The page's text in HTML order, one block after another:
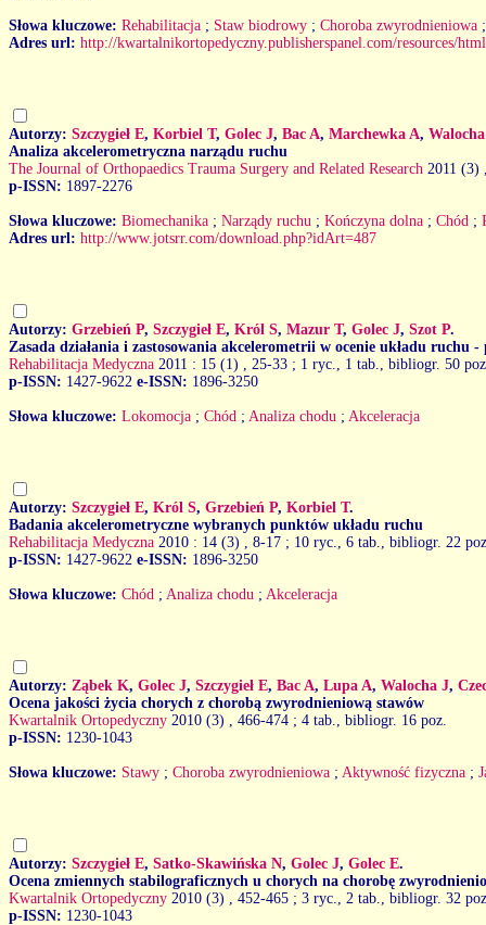
Słowa kluczowe: Rehabilitacja ; Staw biodrowy ; Choroba zwyrodnieniowa
Adres url: http://kwartalnikortopedyczny.publisherspanel.com/resources/
Autorzy: Szczygieł E, Korbiel T, Golec J, Bac A, Marchewka A,
Analiza akcelerometryczna narządu ruchu
The Journal of Orthopaedics Trauma Surgery and Related Research 2011 (3)
p-ISSN: 1897-2276
Słowa kluczowe: Biomechanika ; Narządy ruchu ; Kończyna dolna ; Chód ;
Adres url: http://www.jotsrr.com/download.php?idArt=487
Autorzy: Grzebień P, Szczygieł E, Król S, Mazur T, Golec J, Szot P.
Zasada działania i zastosowania akcelerometrii w ocenie układu ruchu
Rehabilitacja Medyczna 2011 : 15 (1)
, 25-33 ; 1 ryc., 1 tab., bibliogr. 50
p-ISSN: 1427-9622 e-ISSN: 1896-3250
Słowa kluczowe: Lokomocja ; Chód ; Analiza chodu ; Akceleracja
Autorzy: Szczygieł E, Król S, Grzebień P, Korbiel T.
Badania akcelerometryczne wybranych punktów układu ruchu
Rehabilitacja Medyczna 2010 : 14 (3)
, 8-17 ; 10 ryc., 6 tab., bibliogr. 22
p-ISSN: 1427-9622 e-ISSN: 1896-3250
Słowa kluczowe: Chód ; Analiza chodu ; Akceleracja
Autorzy: Ząbek K, Golec J, Szczygieł E, Bac A, Lupa A, Walocha J,
Ocena jakości życia chorych z chorobą zwyrodnieniową stawów
Kwartalnik Ortopedyczny 2010 (3)
, 466-474 ; 4 tab., bibliogr. 16 poz.
p-ISSN: 1230-1043
Słowa kluczowe: Stawy ; Choroba zwyrodnieniowa ; Aktywność fizyczna ;
Autorzy: Szczygieł E, Satko-Skawińska N, Golec J, Golec E.
Ocena zmiennych stabilograficznych u chorych na chorobę
Kwartalnik Ortopedyczny 2010 (3)
, 452-465 ; 3 ryc., 2 tab., bibliogr. 32
p-ISSN: 1230-1043